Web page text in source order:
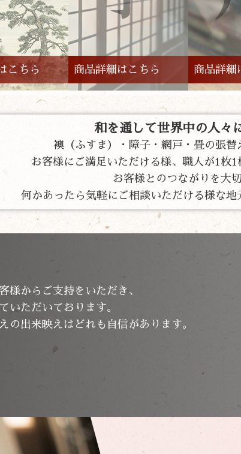
こちら 商品詳細はこちら 商品詳細
和を通して世界中の人々
襖（ふすま）・障子・網戸・畳の張替
お客様にご満足いただける様、職人が1枚1
お客様とのつながりを大切
何かあったら気軽にご相談いただける様な地
様からご支持をいただき、
いただいております。
の出来映えはどれも自信があります。